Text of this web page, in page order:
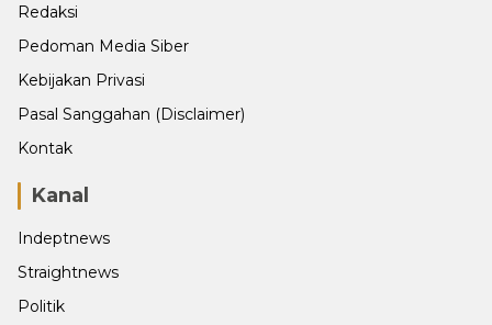
Redaksi
Pedoman Media Siber
Kebijakan Privasi
Pasal Sanggahan (Disclaimer)
Kontak
Kanal
Indeptnews
Straightnews
Politik